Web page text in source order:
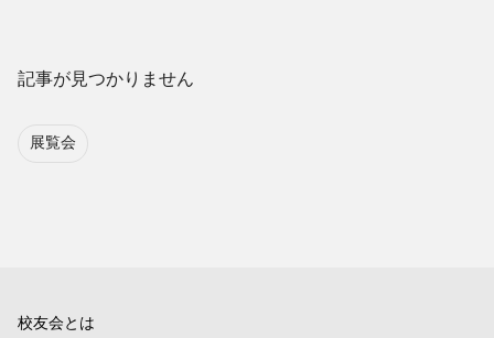
記事が見つかりません
展覧会
校友会とは